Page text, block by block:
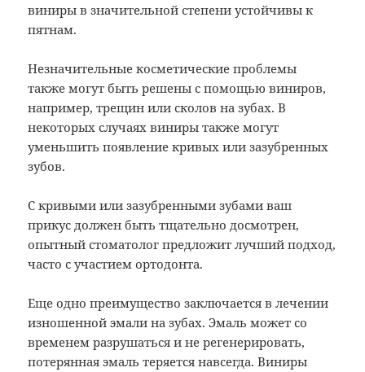
виниры в значительной степени устойчивы к
пятнам.
Незначительные косметические проблемы
также могут быть решены с помощью виниров,
например, трещин или сколов на зубах. В
некоторых случаях виниры также могут
уменьшить появление кривых или зазубренных
зубов.
С кривыми или зазубренными зубами ваш
прикус должен быть тщательно досмотрен,
опытный стоматолог предложит лучший подход,
часто с участием ортодонта.
Еще одно преимущество заключается в лечении
изношенной эмали на зубах. Эмаль может со
временем разрушаться и не регенерировать,
потерянная эмаль теряется навсегда. Виниры